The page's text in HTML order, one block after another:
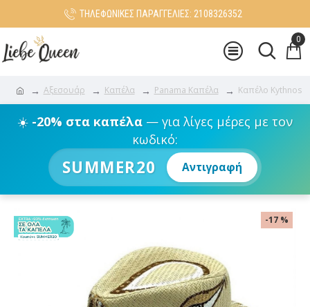
ΤΗΛΕΦΩΝΙΚΕΣ ΠΑΡΑΓΓΕΛΙΕΣ: 2108326352
0
Αξεσουάρ Καπέλα Panama Καπέλα Καπέλο Kythnos
☀️ -20% στα καπέλα— για λίγες μέρες με τον
κωδικό:
SUMMER20 Αντιγραφή
-17 %